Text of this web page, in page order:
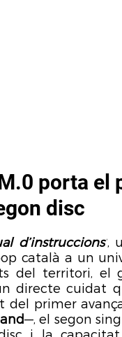
porta el
disc
d’instruccions’,
català a un
del territori, el
directe cuidat
del primer
—, el segon